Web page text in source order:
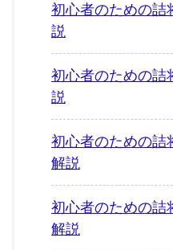
初心者のための
説
初心者のための
説
初心者のための
解説
初心者のための
解説